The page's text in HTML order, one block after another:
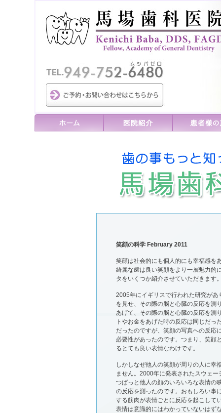
笑顔の科学 February 2011
笑顔は社会的にも個人的にも幸福感を
綺麗な歯は良い笑顔をより一層魅力的
タをいくつか紹介させていただきます
2005年にイギリスで行われた研究が
を見せ、その際の脳と心臓の反応を測
あげて、その際の脳と心臓の反応を測
トやお金をあげた時の反応は同じだっ
だったのですが、笑顔の写真への反応
必要性があったのです。つまり、笑顔
るとても良い表情なわけです。
しかしなぜ他人の笑顔が周りの人に幸
ません。2000年に発表されたスウェ
つぱっと他人の顔のいろいろな表情の
の反応を測ったのです。おもしろい事
する筋肉が表情ごとに反応を起こして
表情は意識的にはわかっていないはず